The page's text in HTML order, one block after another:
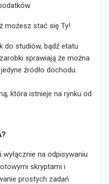
możesz stać się Ty!
do studiów, bądź etatu
sprawiają że można
źródło dochodu.
która istnieje na rynku od
na odpisywaniu
skryptami i
prostych zadań